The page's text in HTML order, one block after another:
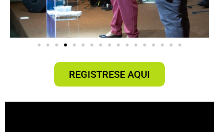
REGISTRESE AQUI